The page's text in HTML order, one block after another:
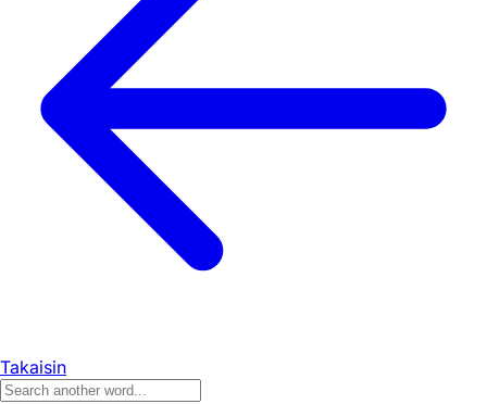
Takaisin